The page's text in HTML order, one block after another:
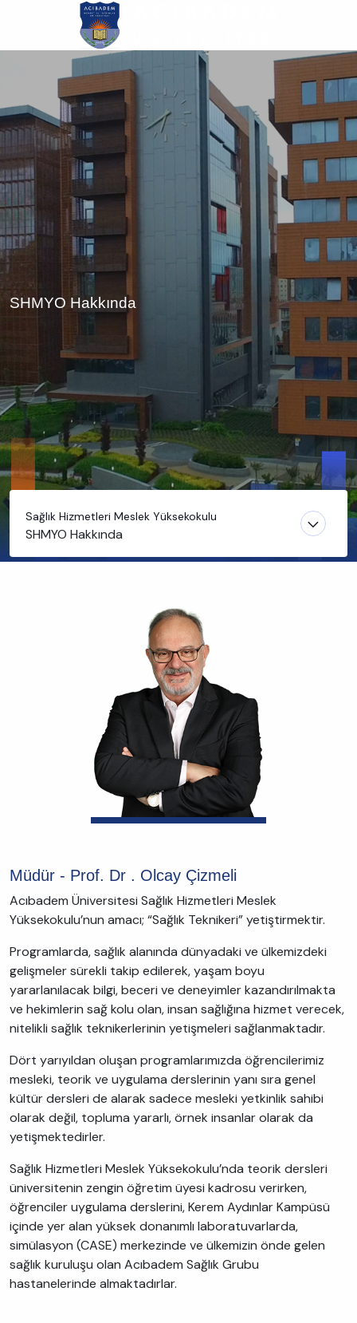
atla
SHMYO Hakkında
Sağlık Hizmetleri Meslek Yüksekokulu
SHMYO Hakkında
Müdür - Prof. Dr . Olcay Çizmeli
Acıbadem Üniversitesi Sağlık Hizmetleri Meslek
Yüksekokulu’nun amacı; “Sağlık Teknikeri” yetiştirmektir.
Programlarda, sağlık alanında dünyadaki ve ülkemizdeki
gelişmeler sürekli takip edilerek, yaşam boyu
yararlanılacak bilgi, beceri ve deneyimler kazandırılmakta
ve hekimlerin sağ kolu olan, insan sağlığına hizmet verecek,
nitelikli sağlık teknikerlerinin yetişmeleri sağlanmaktadır.
Dört yarıyıldan oluşan programlarımızda öğrencilerimiz
mesleki, teorik ve uygulama derslerinin yanı sıra genel
kültür dersleri de alarak sadece mesleki yetkinlik sahibi
olarak değil, topluma yararlı, örnek insanlar olarak da
yetişmektedirler.
Sağlık Hizmetleri Meslek Yüksekokulu’nda teorik dersleri
üniversitenin zengin öğretim üyesi kadrosu verirken,
öğrenciler uygulama derslerini, Kerem Aydınlar Kampüsü
içinde yer alan yüksek donanımlı laboratuvarlarda,
simülasyon (CASE) merkezinde ve ülkemizin önde gelen
sağlık kuruluşu olan Acıbadem Sağlık Grubu
hastanelerinde almaktadırlar.